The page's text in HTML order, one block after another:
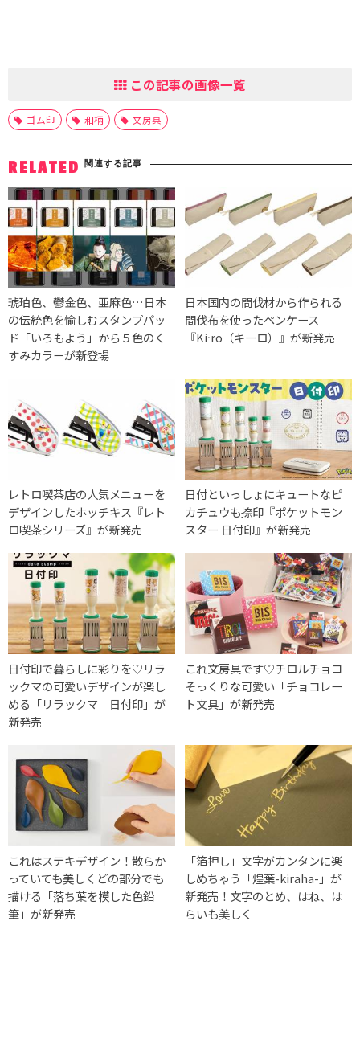
この記事の画像一覧
ゴム印 和柄 文房具
RELATED 関連する記事
琥珀色、鬱金色、亜麻色…日本
の伝統色を愉しむスタンプパッ
ド「いろもよう」から５色のく
すみカラーが新登場
日本国内の間伐材から作られる
間伐布を使ったペンケース
『Kiːro（キーロ）』が新発売
レトロ喫茶店の人気メニューを
デザインしたホッチキス『レト
ロ喫茶シリーズ』が新発売
日付といっしょにキュートなピ
カチュウも捺印『ポケットモン
スター 日付印』が新発売
日付印で暮らしに彩りを♡リラ
ックマの可愛いデザインが楽し
める「リラックマ 日付印」が
新発売
これ文房具です♡チロルチョコ
そっくりな可愛い「チョコレー
ト文具」が新発売
これはステキデザイン！散らか
っていても美しくどの部分でも
描ける「落ち葉を模した色鉛
筆」が新発売
「箔押し」文字がカンタンに楽
しめちゃう「煌葉-kiraha-」が
新発売！文字のとめ、はね、は
らいも美しく